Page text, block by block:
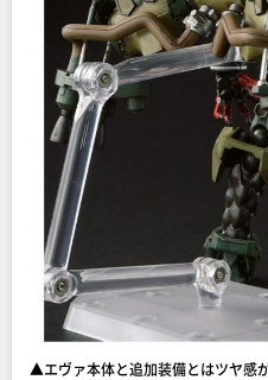
▲エヴァ本体と追加装備とはツヤ感